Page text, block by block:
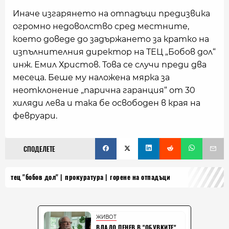
Иначе изгарянето на отпадъци предизвика
огромно недоволство сред местните,
което доведе до задържането за кратко на
изпълнителния директор на ТЕЦ „Бобов дол“
инж. Емил Христов. Това се случи преди два
месеца. Беше му наложена мярка за
неотклонение „парична гаранция“ от 30
хиляди лева и така бе освободен в края на
февруари.
СПОДЕЛЕТЕ
тец "бобов дол" прокуратура горене на отпадъци